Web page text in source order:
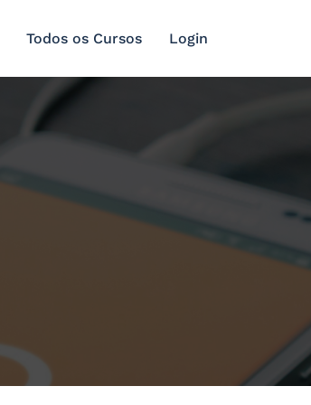
Todos os Cursos Login